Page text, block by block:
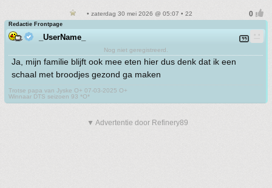
• zaterdag 30 mei 2026 @ 05:07 • 22
Redactie Frontpage
_UserName_
Nog niet geregistreerd.
Ja, mijn familie blijft ook mee eten hier dus denk dat ik een
schaal met broodjes gezond ga maken
Trotse papa van Jyske O+ 07-03-2025 O+
Winnaar DTS seizoen 93 *O*
▼ Advertentie door Refinery89